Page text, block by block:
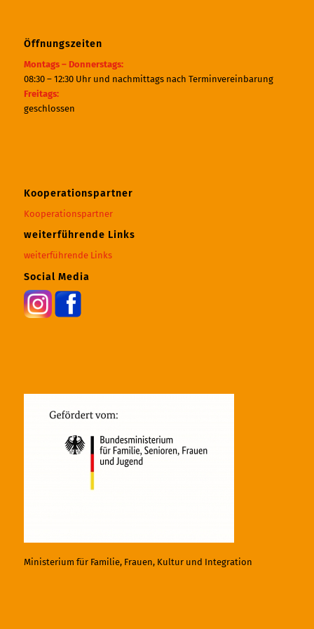
Öffnungszeiten
Montags – Donnerstags:
08:30 – 12:30 Uhr und nachmittags nach Terminvereinbarung
Freitags:
geschlossen
Kooperationspartner
Kooperationspartner
weiterführende Links
weiterführende Links
Social Media
Ministerium für Familie, Frauen, Kultur und Integration